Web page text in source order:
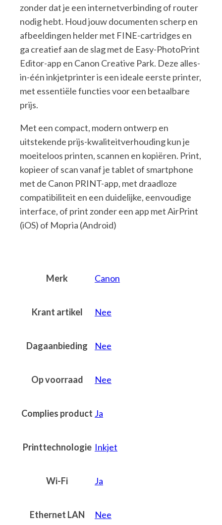
zonder dat je een internetverbinding of router
nodig hebt. Houd jouw documenten scherp en
afbeeldingen helder met FINE-cartridges en
ga creatief aan de slag met de Easy-PhotoPrint
Editor-app en Canon Creative Park. Deze alles-
in-één inkjetprinter is een ideale eerste printer,
met essentiële functies voor een betaalbare
prijs.
Met een compact, modern ontwerp en
uitstekende prijs-kwaliteitverhouding kun je
moeiteloos printen, scannen en kopiëren. Print,
kopieer of scan vanaf je tablet of smartphone
met de Canon PRINT-app, met draadloze
compatibiliteit en een duidelijke, eenvoudige
interface, of print zonder een app met AirPrint
(iOS) of Mopria (Android)
Merk Canon
Krant artikel Nee
Dagaanbieding Nee
Op voorraad Nee
Complies product Ja
Printtechnologie Inkjet
Wi-Fi Ja
Ethernet LAN Nee